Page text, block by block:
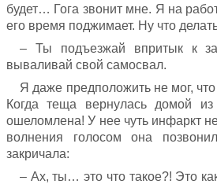
будет… Гога звонит мне. Я на
его время поджимает. Ну что
– Ты подъезжай впритык к
вываливай свой самосвал.
Я даже предположить не мог, что
Когда теща вернулась домой
ошеломлена! У нее чуть инфаркт
волнения голосом она
закричала:
– Ах, ты… это что такое?! Это